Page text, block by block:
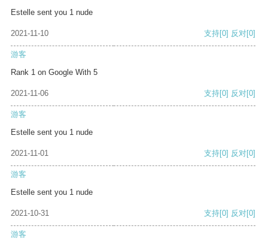
Estelle sent you 1 nude
2021-11-10 支持[0] 反对[0]
游客
Rank 1 on Google With 5
2021-11-06 支持[0] 反对[0]
游客
Estelle sent you 1 nude
2021-11-01 支持[0] 反对[0]
游客
Estelle sent you 1 nude
2021-10-31 支持[0] 反对[0]
游客